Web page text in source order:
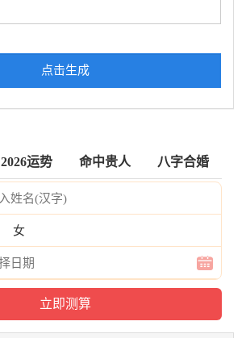
点击生成
2026运势 命中贵人 八字合婚
女